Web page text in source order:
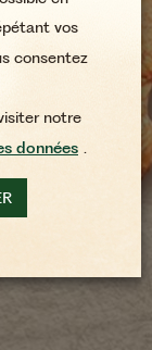
vos
consentez
notre
données .